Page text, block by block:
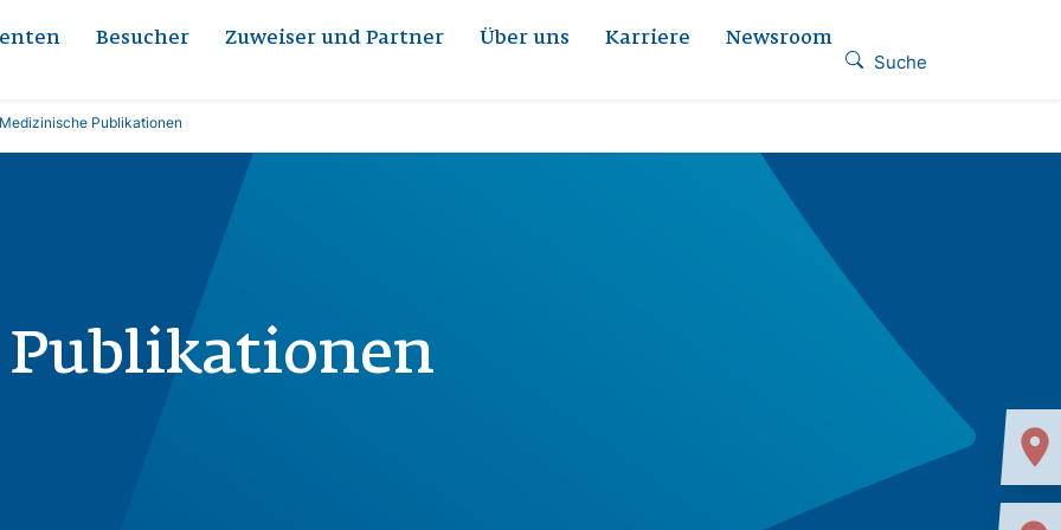
Besucher Zuweiser und Partner Über uns Karriere Newsroom
Suche
Medizinische Publikationen
location_on